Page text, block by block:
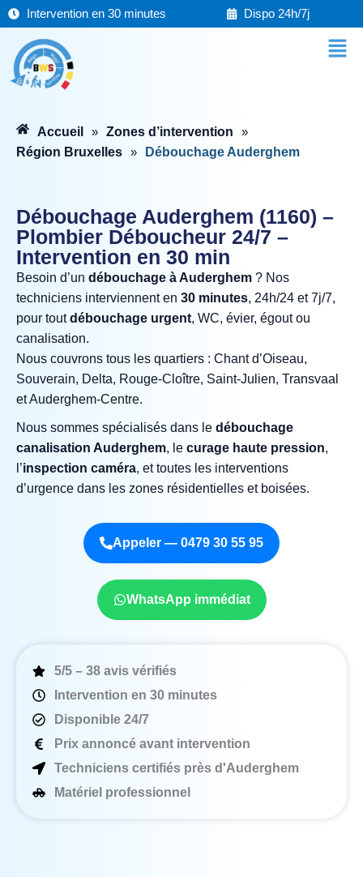
Aller
au
contenu
Intervention en 30 minutes Dispo 24h/7j
Menu
Accueil » Zones d’intervention »
Région Bruxelles » Débouchage Auderghem
Débouchage Auderghem (1160) –
Plombier Déboucheur 24/7 –
Intervention en 30 min
Besoin d’un débouchage à Auderghem ? Nos
techniciens interviennent en 30 minutes, 24h/24 et 7j/7,
pour toutdébouchage urgent, WC, évier, égout ou
canalisation.
Nous couvrons tous les quartiers : Chant d’Oiseau,
Souverain, Delta, Rouge‑Cloître, Saint‑Julien, Transvaal
et Auderghem‑Centre.
Nous sommes spécialisés dans le débouchage
canalisation Auderghem, le curage haute pression,
l’inspection caméra, et toutes les interventions
d’urgence dans les zones résidentielles et boisées.
Appeler — 0479 30 55 95
WhatsApp immédiat
5/5 – 38 avis vérifiés
Intervention en 30 minutes
Disponible 24/7
Prix annoncé avant intervention
Techniciens certifiés près d'Auderghem
Matériel professionnel